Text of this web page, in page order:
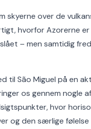
skyerne over de
hvorfor Azorerne
– men samtidig
til São Miguel på en
os gennem nogle
hvor
og den særlige